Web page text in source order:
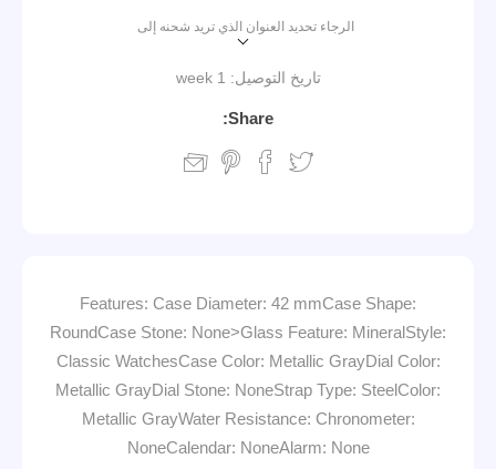
الرجاء تحديد العنوان الذي تريد شحنه إلى
تاريخ التوصيل: 1 week
Share:
Features: Case Diameter: 42 mmCase Shape:
RoundCase Stone: None>Glass Feature: MineralStyle:
Classic WatchesCase Color: Metallic GrayDial Color:
Metallic GrayDial Stone: NoneStrap Type: SteelColor:
Metallic GrayWater Resistance: Chronometer:
NoneCalendar: NoneAlarm: None